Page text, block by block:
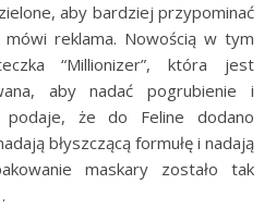
aby bardziej przypominać
reklama. Nowością w tym
“Millionizer”, która jest
aby nadać pogrubienie i
podaje, że do Feline dodano
błyszczącą formułę i nadają
maskary zostało tak